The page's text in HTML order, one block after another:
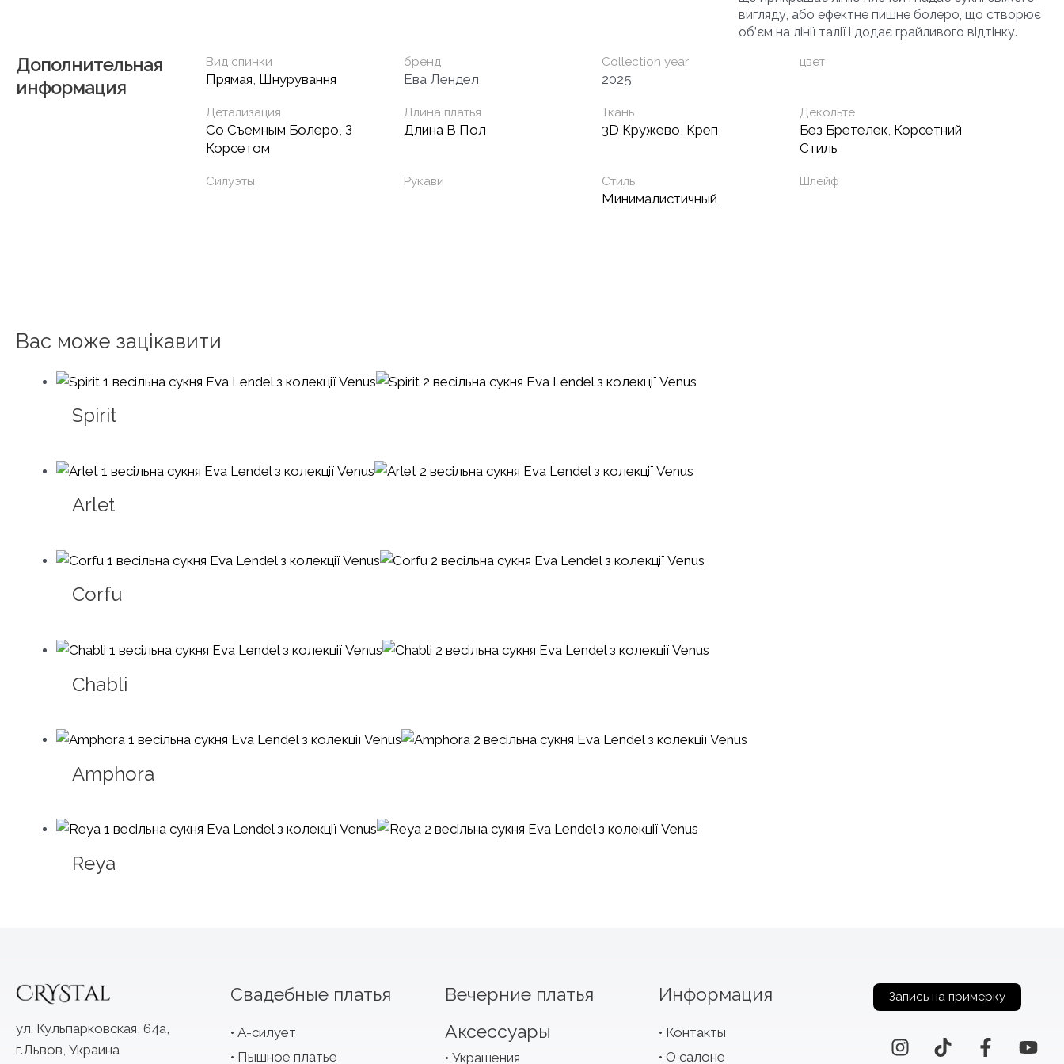
вигляду, або ефектне пишне болеро, що створює
об’єм на лінії талії і додає грайливого відтінку.
Дополнительная
информация
Вид спинки
Прямая Шнурування
бренд
Ева Лендел
Collection year
2025
цвет
Детализация
Со Съемным Болеро З
Корсетом
Длина платья
Длина В Пол
Ткань
3D Кружево Креп
Декольте
Без Бретелек Корсетний
Стиль
Силуэты Рукави Стиль
Минималистичный
Шлейф
Вас може зацікавити
Spirit
Arlet
Corfu
Chabli
Amphora
Reya
ул. Кульпарковская, 64а,
г.Львов, Украина
Свадебные платья
А-силует
Пышное платье
Вечерние платья
Аксессуары
Украшения
Информация
Контакты
О салоне
Запись на примерку